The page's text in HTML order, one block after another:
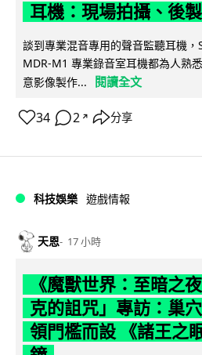
耳機：現場拍攝、後
談到專業混音專用的聲音監聽耳機
MDR-M1 專業錄音室耳機都為人熟
意影像製作...
閱讀全文
34 2 ↗ 分享
科技娛樂 遊戲情報
天恩 17 小時
《魔獸世界：至暗之
克的詛咒」專訪：巢
領門檻而設 《諸王之